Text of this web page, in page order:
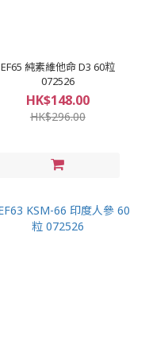
EF65 純素維他命 D3 60粒
072526
HK$148.00
HK$296.00